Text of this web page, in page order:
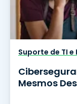
Suporte de TI e
Mesmos